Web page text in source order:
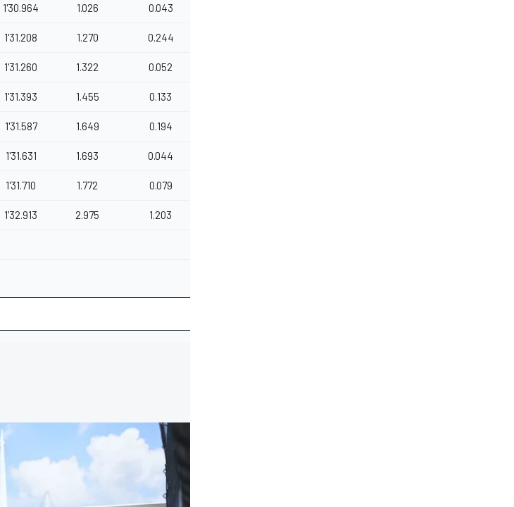
1'30.964 1.026 0.043
1'31.208 1.270 0.244
1'31.260 1.322 0.052
1'31.393 1.455 0.133
1'31.587 1.649 0.194
1'31.631 1.693 0.044
1'31.710 1.772 0.079
1'32.913 2.975 1.203